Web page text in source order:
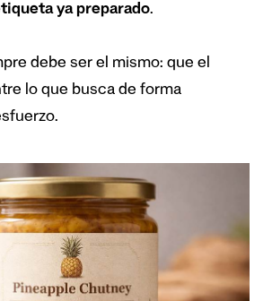
ya preparado.
debe ser el mismo: que el
lo que busca de forma